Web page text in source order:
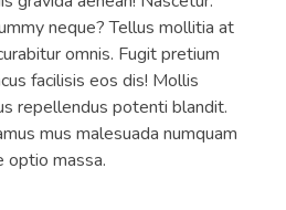
neque? Tellus mollitia at
omnis. Fugit pretium
facilisis eos dis! Mollis
repellendus potenti blandit.
mus malesuada numquam
optio massa.